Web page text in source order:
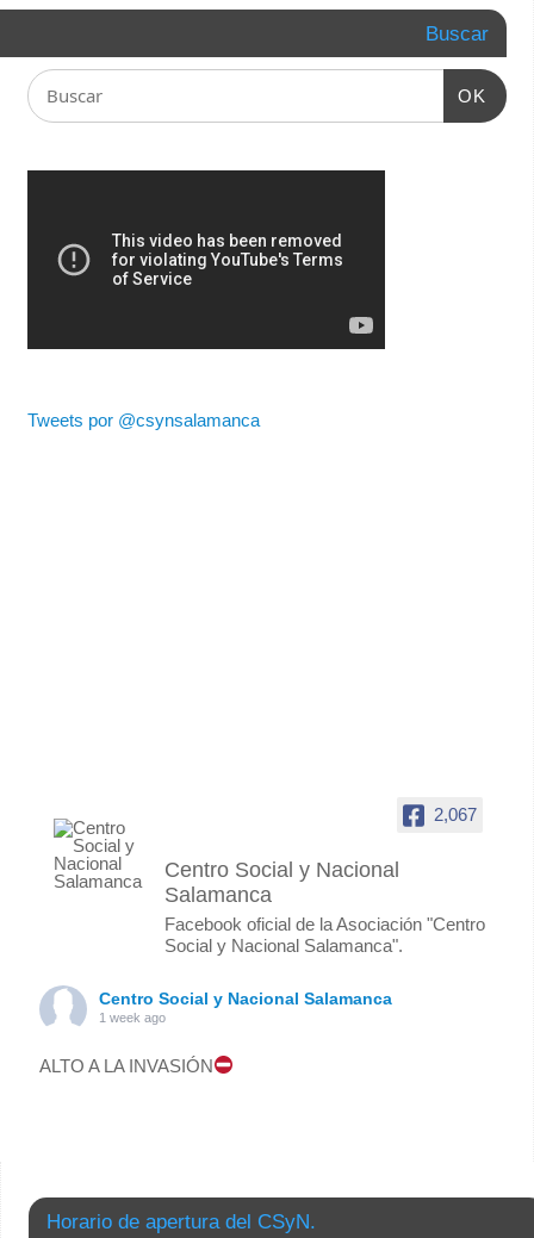
Buscar
OK
Tweets por @csynsalamanca
2,067
Centro Social y Nacional
Salamanca
Facebook oficial de la Asociación "Centro
Social y Nacional Salamanca".
Centro Social y Nacional Salamanca
1 week ago
ALTO A LA INVASIÓN
3 months ago
Horario de apertura del CSyN.